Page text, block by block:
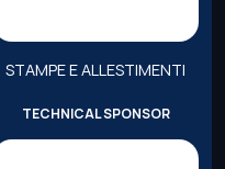
STAMPE E ALLESTIMENTI
TECHNICAL SPONSOR